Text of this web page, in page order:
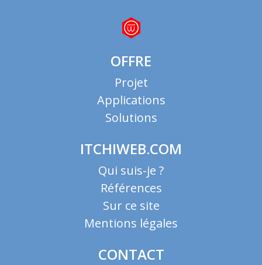
OFFRE
Projet
Applications
Solutions
ITCHIWEB.COM
Qui suis-je ?
Références
Sur ce site
Mentions légales
CONTACT